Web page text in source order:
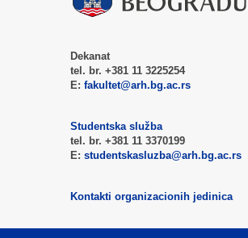
Dekanat
tel. br. +381 11 3225254
E: fakultet@arh.bg.ac.rs
Studentska služba
tel. br. +381 11 3370199
E: studentskasluzba@arh.bg.ac.rs
Kontakti organizacionih jedinica